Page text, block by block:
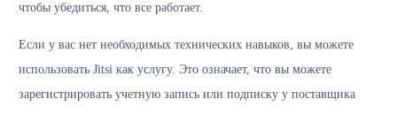
чтобы убедиться, что все работает.
Если у вас нет необходимых технических навыков, вы можете
использовать Jitsi как услугу. Это означает, что вы можете
зарегистрировать учетную запись или подписку у поставщика